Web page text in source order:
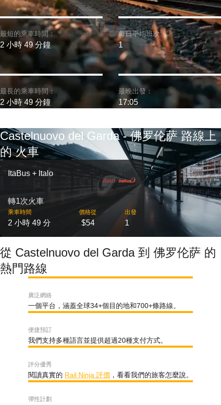
最短的乘車時間：
2 小時 49 分鐘
最長的乘車時間：
2 小時 49 分鐘
每日平均班次:
1
最晚出發：
17:05
Castelnuovo del Garda - 佛罗伦萨 路線上
的 火車
ItaBus + Italo
轉1次火車
乘車時間
2 小時 49 分
價格從
$54
出發
1
從 Castelnuovo del Garda 到 佛罗伦萨 的
熱門路線
廣泛網絡
一個平台，涵蓋全球34+個目的地和700+條路線。
便捷預訂
我們支持多種語言並提供超過20種支付方式。
評分優秀
閱讀真實的 Rail Ninja 評價 ，看看我們的旅客怎麼說。
彈性計劃